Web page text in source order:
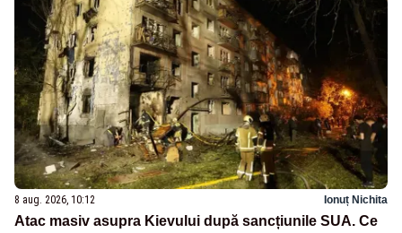
8 aug. 2026, 10:12 Ionuț Nichita
Atac masiv asupra Kievului după sancțiunile SUA. Ce